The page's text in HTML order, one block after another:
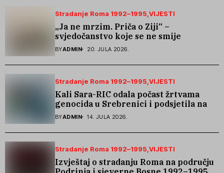
Stradanje Roma 1992–1995 VIJESTI
„Ja ne mrzim. Priča o Ziji“ –
svjedočanstvo koje se ne smije
zaboraviti
BYADMIN 20. JULA 2026.
Stradanje Roma 1992–1995 VIJESTI
Kali Sara-RIC odala počast žrtvama
genocida u Srebrenici i podsjetila na
stradanje Roma iz Skočića
BYADMIN 14. JULA 2026.
Stradanje Roma 1992–1995 VIJESTI
Izvještaj o stradanju Roma na području